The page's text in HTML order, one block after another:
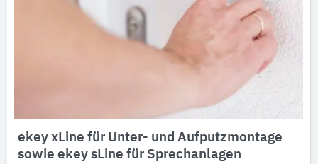
ekey xLine für Unter- und Aufputzmontage
sowie ekey sLine für Sprechanlagen